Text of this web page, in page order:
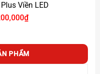
Viền LED
₫Khoảng
đến
PHẨM